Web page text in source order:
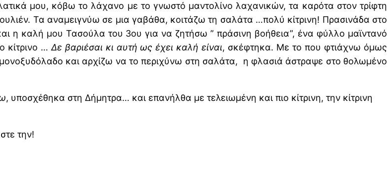
μου, κόβω το λάχανο με το γνωστό μαντολίνο λαχανικών, τα καρότα στον τρίφτη
ζουλιέν. Τα αναμειγνύω σε μια γαβάθα, κοιτάζω τη σαλάτα …πολύ κίτρινη! Πρασινάδα στο
η καλή μου Τασούλα του 3ου για να ζητήσω ” πράσινη βοήθεια”, ένα φύλλο μαϊντανό
κίτρινο … Δε βαριέσαι κι αυτή ως έχει καλή είναι, σκέφτηκα. Με το που φτιάχνω όμως
και αρχίζω να το περιχύνω στη σαλάτα, η φλασιά άστραψε στο θολωμένο
, υποσχέθηκα στη Δήμητρα… και επανήλθα με τελειωμένη και πιο κίτρινη, την κίτρινη
την!